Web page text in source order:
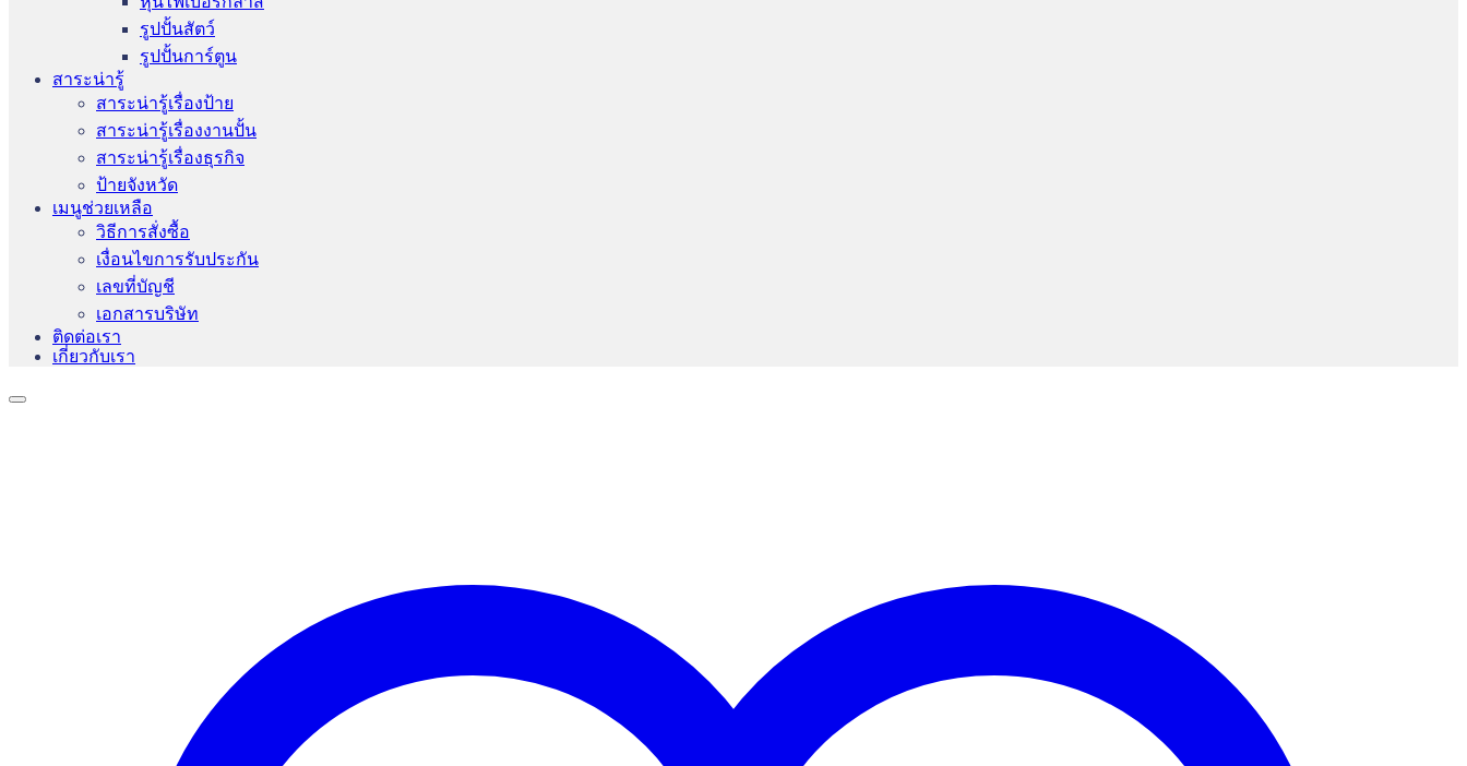
รูปปั้นสัตว์
รูปปั้นการ์ตูน
สาระน่ารู้
สาระน่ารู้เรื่องป้าย
สาระน่ารู้เรื่องงานปั้น
สาระน่ารู้เรื่องธุรกิจ
ป้ายจังหวัด
เมนูช่วยเหลือ
วิธีการสั่งซื้อ
เงื่อนไขการรับประกัน
เลขที่บัญชี
เอกสารบริษัท
ติดต่อเรา
เกี่ยวกับเรา